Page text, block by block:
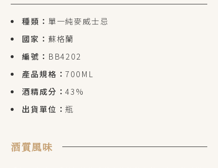
種類： 單一純麥威士忌
國家： 蘇格蘭
編號： BB4202
產品規格：700ML
酒精成分：43%
出貨單位：瓶
酒質風味